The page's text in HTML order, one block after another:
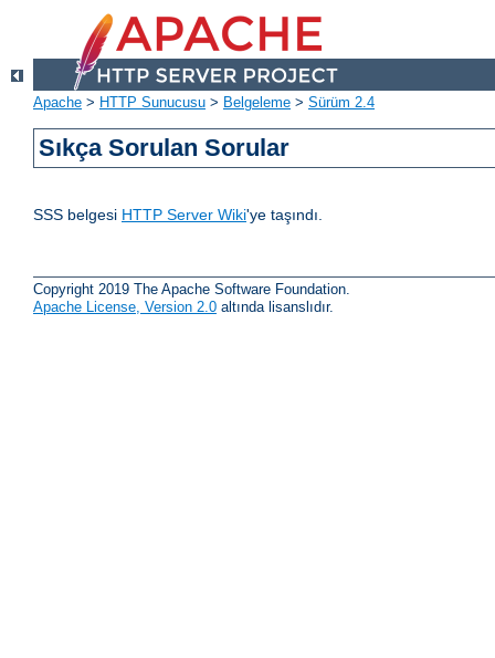
Apache > HTTP Sunucusu > Belgeleme > Sürüm 2.4
Sıkça Sorulan Sorular
SSS belgesi HTTP Server Wiki'ye taşındı.
Copyright 2019 The Apache Software Foundation.
Apache License, Version 2.0 altında lisanslıdır.